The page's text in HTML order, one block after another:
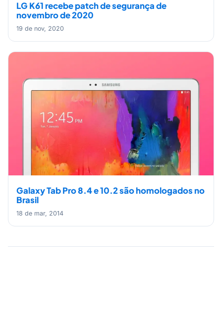
LG K61 recebe patch de segurança de
novembro de 2020
19 de nov, 2020
Galaxy Tab Pro 8.4 e 10.2 são homologados no
Brasil
18 de mar, 2014